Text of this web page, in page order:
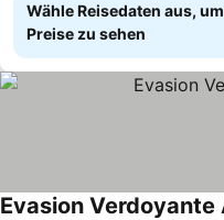
Wähle Reisedaten aus,
Preise zu sehen
Evasion Verdoyante